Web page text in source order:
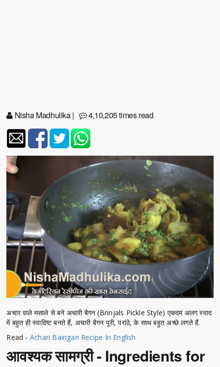
Nisha Madhulika| 4,10,205 times read
अचार वाले मसाले से बने अचारी बैगन (Brinjals Pickle Style) एकदम अलग स्वाद
में बहुत ही स्वादिष्ट बनते हैं, अचारी बैगन पूरी, परांठे, के साथ बहुत अच्छे लगते हैं.
Read - Achari Baingan Recipe In English
आवश्यक सामग्री - Ingredients for